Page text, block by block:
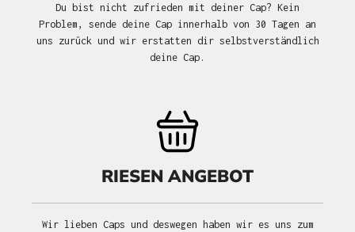
Du bist nicht zufrieden mit deiner Cap? Kein
Problem, sende deine Cap innerhalb von 30 Tagen an
uns zurück und wir erstatten dir selbstverständlich
deine Cap.
RIESEN ANGEBOT
Wir lieben Caps und deswegen haben wir es uns zum